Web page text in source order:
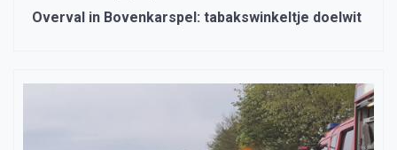
Overval in Bovenkarspel: tabakswinkeltje doelwit